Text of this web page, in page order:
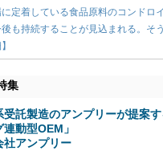
定着している食品原料のコンドロ
も持続することが見込まれる。そ
集
受託製造のアンプリーが提案
連動型OEM」
社アンプリー